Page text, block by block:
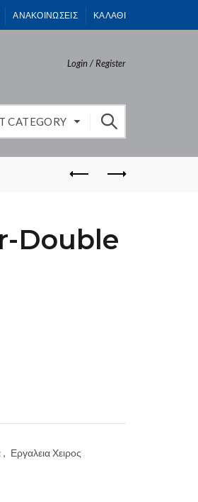
ΑΝΑΚΟΙΝΩΣΕΙΣ ΚΑΛΑΘΙ
Login / Register
CATEGORY
Double
, Εργαλεια Χειρος